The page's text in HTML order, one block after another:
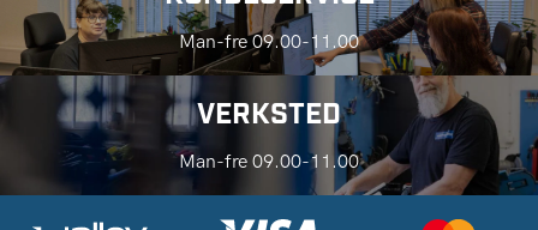
Man-fre 09.00-11.00
VERKSTED
Man-fre 09.00-11.00